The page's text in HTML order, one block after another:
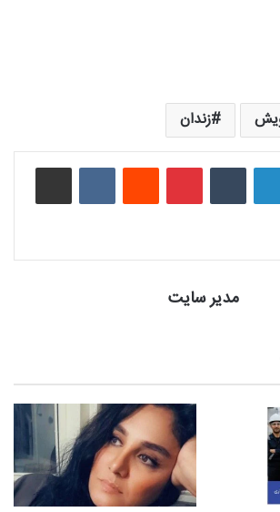
زندان
لینکدین ‫پین‌ترست ‫رددیت
مدیر سایت